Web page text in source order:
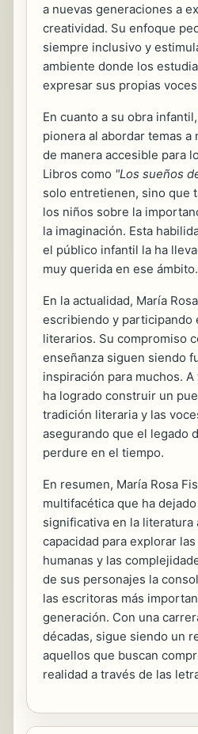
a nuevas generaciones a
creatividad. Su enfoque
siempre inclusivo y
ambiente donde los
expresar sus propias
En cuanto a su obra
pionera al abordar temas a
de manera accesible para
Libros como "Los sueños
solo entretienen, sino que
los niños sobre la
la imaginación. Esta
el público infantil la ha
muy querida en ese ámbito.
En la actualidad, María
escribiendo y participando
literarios. Su compromiso
enseñanza siguen siendo
inspiración para muchos.
ha logrado construir un
tradición literaria y las
asegurando que el legado
perdure en el tiempo.
En resumen, María Rosa
multifacética que ha
significativa en la literatura
capacidad para explorar
humanas y las
de sus personajes la
las escritoras más
generación. Con una
décadas, sigue siendo un
aquellos que buscan
realidad a través de las